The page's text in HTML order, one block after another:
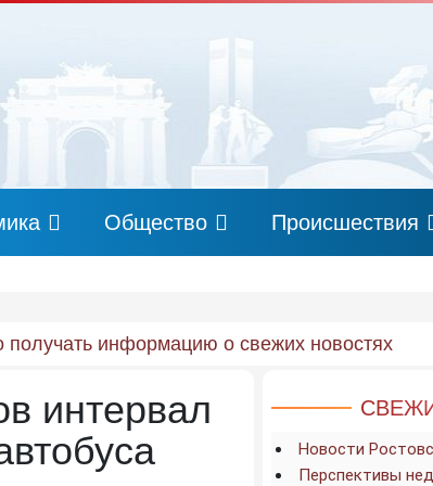
Общество Происшествия
информацию о свежих новостях
интервал
Новости
Перспективы